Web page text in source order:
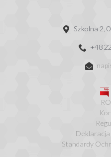
Szkolna 2,
+48
Deklaracja
Standardy